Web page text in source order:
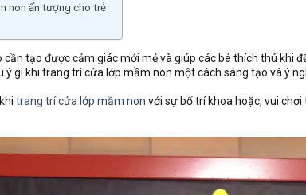
non ấn tượng cho trẻ
tạo được cảm giác mới mẻ và giúp các bé thích thú khi
ý gì khi trang trí cửa lớp mầm non một cách sáng tạo và ý
trang trí cửa lớp mầm non với sự bố trí khoa hoặc, vui